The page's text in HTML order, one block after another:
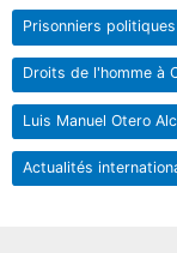
Prisonniers politiques
Droits de l'homme à
Luis Manuel Otero
Actualités